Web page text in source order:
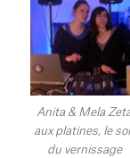
Anita & Mela
aux platines, le
du vernissage